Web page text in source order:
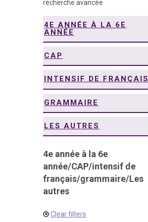
recherche avancée
4E ANNÉE À LA 6E
ANNÉE
CAP
INTENSIF DE FRANÇAIS
GRAMMAIRE
LES AUTRES
4e année à la 6e
année/CAP/intensif de
français/grammaire/Les
autres
Clear filters